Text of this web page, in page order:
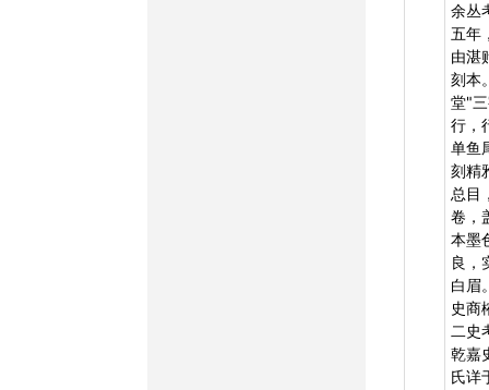
余丛
五年
由湛
刻本
堂"
行，
单鱼
刻精
总目
卷，
本墨
良，
白眉
史商
二史
乾嘉
氏详